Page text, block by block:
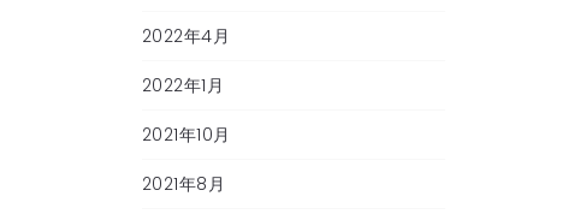
2022年4月
2022年1月
2021年10月
2021年8月